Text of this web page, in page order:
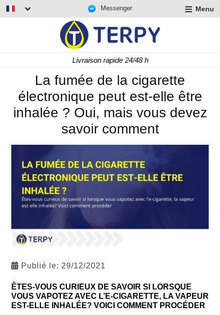
Messenger Menu
Livraison rapide 24/48 h
La fumée de la cigarette
électronique peut est-elle être
inhalée ? Oui, mais vous devez
savoir comment
Publié le: 29/12/2021
ÊTES-VOUS CURIEUX DE SAVOIR SI LORSQUE
VOUS VAPOTEZ AVEC L’E-CIGARETTE, LA VAPEUR
EST-ELLE INHALÉE? VOICI COMMENT PROCÉDER